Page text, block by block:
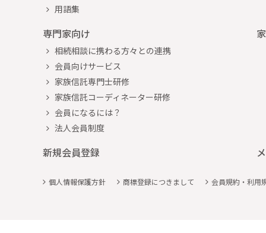
用語集
専門家向け
相続相談に携わる方々との連携
会員向けサービス
家族信託専門士研修
家族信託コーディネーター研修
会員になるには？
法人会員制度
新規会員登録
個人情報保護方針 商標登録につきまして 会員規約・利用